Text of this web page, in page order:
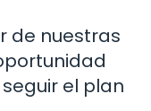
de nuestras
el plan